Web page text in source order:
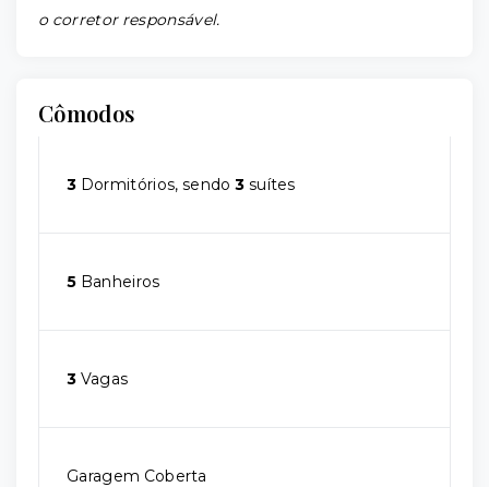
o corretor responsável.
Cômodos
3 Dormitórios, sendo3 suítes
5 Banheiros
3 Vagas
Garagem Coberta